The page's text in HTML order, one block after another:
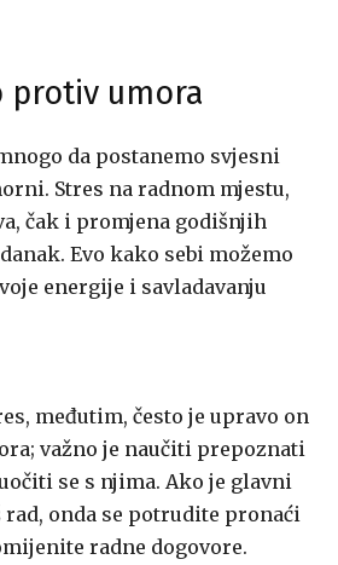
protiv umora
da postanemo svjesni
Stres na radnom mjestu,
čak i promjena godišnjih
Evo kako sebi možemo
energije i savladavanju
međutim, često je upravo on
važno je naučiti prepoznati
se s njima. Ako je glavni
rad, onda se potrudite pronaći
radne dogovore.